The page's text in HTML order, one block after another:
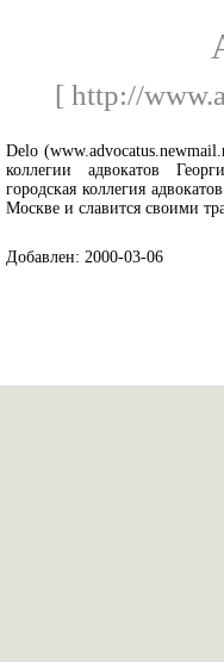
[ http://
Delo
коллегии адвокатов
городская коллегия
Москве и славится своими
Добавлен: 2000-03-06